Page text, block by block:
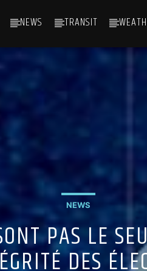
NEWS TRANSIT
NEWS
PAS LE
DES